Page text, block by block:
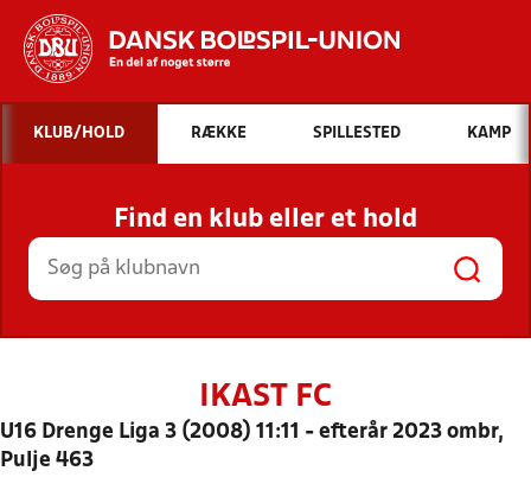
Hvad vil du søge efter?
INDHOLD OG NYHEDER
STILLINGER, RESULTATER, KLUBBER OG
HOLD
KLUB/HOLD RÆKKE SPILLESTED KAMP
Find en klub eller et hold
IKAST FC
U16 Drenge Liga 3 (2008) 11:11 - efterår 2023 ombr,
Pulje 463